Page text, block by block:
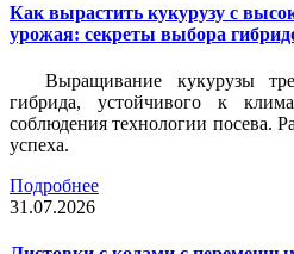
Как вырастить кукурузу с
урожая: секреты выбора
Выращивание кукурузы
гибрида, устойчивого к
соблюдения технологии посева.
успеха.
Подробнее
31.07.2026